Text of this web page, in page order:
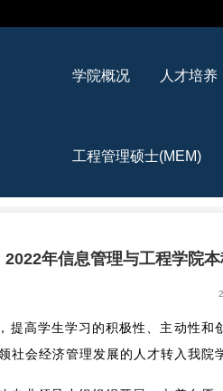
学院概况 人才培养
工程管理硕士(MEM)
2022年信息管理与工程学院
提高学生学习的积极性、主动性
社会经济管理发展的人才转入我院